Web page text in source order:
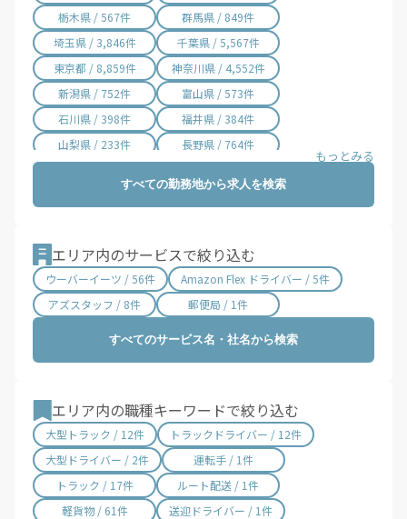
栃木県 / 567件
群馬県 / 849件
埼玉県 / 3,846件
千葉県 / 5,567件
東京都 / 8,859件
神奈川県 / 4,552件
新潟県 / 752件
富山県 / 573件
石川県 / 398件
福井県 / 384件
山梨県 / 233件
長野県 / 764件
愛知県 / 3,055件
三重県 / 1,001件
大阪府 / 3,370件
兵庫県 / 2,496件
奈良県 / 626件
和歌山県 / 296件
鳥取県 / 187件
島根県 / 199件
山口県 / 361件
徳島県 / 161件
佐賀県 / 193件
長崎県 / 395件
熊本県 / 561件
大分県 / 201件
宮崎県 / 315件
鹿児島県 / 495件
沖縄県 / 284件
すべての勤務地から求人を検索
エリア内のサービスで絞り込む
ウーバーイーツ / 56件
Amazon Flex ドライバー / 5件
アズスタッフ / 8件
郵便局 / 1件
すべてのサービス名・社名から検索
エリア内の職種キーワードで絞り込む
大型トラック / 12件
トラックドライバー / 12件
大型ドライバー / 2件
運転手 / 1件
トラック / 17件
ルート配送 / 1件
軽貨物 / 61件
送迎ドライバー / 1件